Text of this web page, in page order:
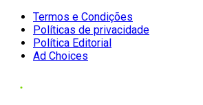
Termos e Condições
Políticas de privacidade
Política Editorial
Ad Choices